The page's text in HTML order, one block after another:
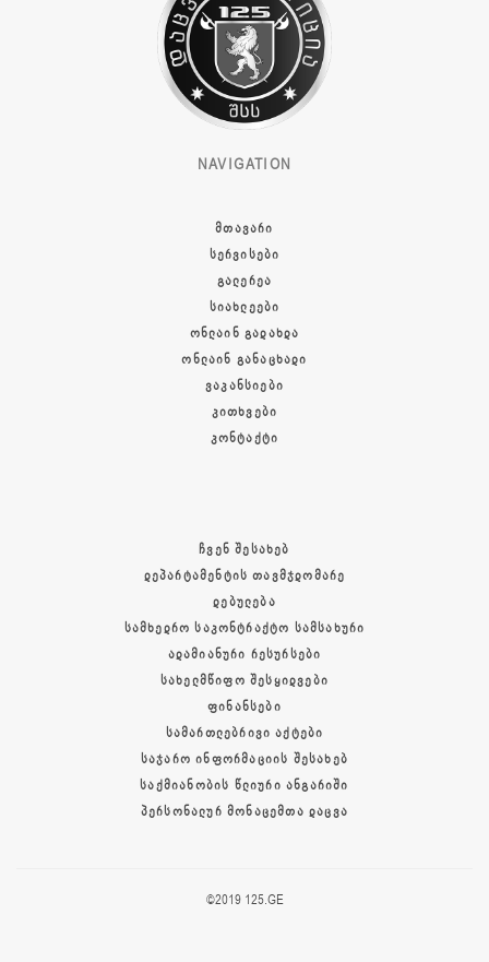
NAVIGATION
ᲛᲗᲐᲕᲐᲠᲘ
ᲡᲔᲠᲕᲘᲡᲔᲑᲘ
ᲒᲐᲚᲔᲠᲔᲐ
ᲡᲘᲐᲮᲚᲔᲔᲑᲘ
ᲝᲜᲚᲐᲘᲜ ᲒᲐᲓᲐᲮᲓᲐ
ᲝᲜᲚᲐᲘᲜ ᲒᲐᲜᲐᲪᲮᲐᲓᲘ
ᲕᲐᲙᲐᲜᲡᲘᲔᲑᲘ
ᲙᲘᲗᲮᲕᲔᲑᲘ
ᲙᲝᲜᲢᲐᲥᲢᲘ
ᲩᲕᲔᲜ ᲨᲔᲡᲐᲮᲔᲑ
ᲓᲔᲞᲐᲠᲢᲐᲛᲔᲜᲢᲘᲡ ᲗᲐᲕᲛᲯᲓᲝᲛᲐᲠᲔ
ᲓᲔᲑᲣᲚᲔᲑᲐ
ᲡᲐᲛᲮᲔᲓᲠᲝ ᲡᲐᲙᲝᲜᲢᲠᲐᲥᲢᲝ ᲡᲐᲛᲡᲐᲮᲣᲠᲘ
ᲐᲓᲐᲛᲘᲐᲜᲣᲠᲘ ᲠᲔᲡᲣᲠᲡᲔᲑᲘ
ᲡᲐᲮᲔᲚᲛᲬᲘᲤᲝ ᲨᲔᲡᲧᲘᲓᲕᲔᲑᲘ
ᲤᲘᲜᲐᲜᲡᲔᲑᲘ
ᲡᲐᲛᲐᲠᲗᲚᲔᲑᲠᲘᲕᲘ ᲐᲥᲢᲔᲑᲘ
ᲡᲐᲯᲐᲠᲝ ᲘᲜᲤᲝᲠᲛᲐᲪᲘᲘᲡ ᲨᲔᲡᲐᲮᲔᲑ
ᲡᲐᲥᲛᲘᲐᲜᲝᲑᲘᲡ ᲬᲚᲘᲣᲠᲘ ᲐᲜᲒᲐᲠᲘᲨᲘ
ᲞᲔᲠᲡᲝᲜᲐᲚᲣᲠ ᲛᲝᲜᲐᲪᲔᲛᲗᲐ ᲓᲐᲪᲕᲐ
©2019 125.GE